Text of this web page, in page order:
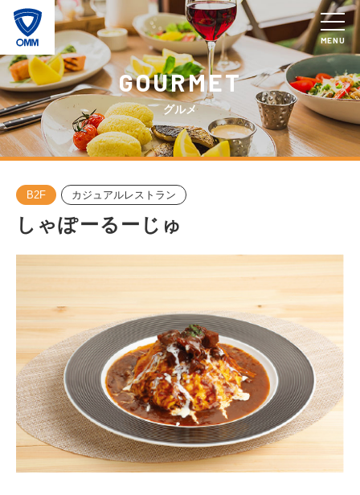
MENU
GOURMET
グルメ
B2F カジュアルレストラン
しゃぽーるーじゅ